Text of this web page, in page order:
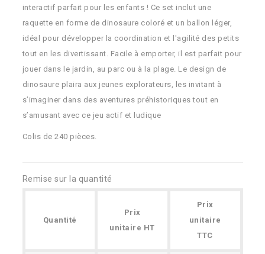
interactif parfait pour les enfants ! Ce set inclut une
raquette en forme de dinosaure coloré et un ballon léger,
idéal pour développer la coordination et l'agilité des petits
tout en les divertissant. Facile à emporter, il est parfait pour
jouer dans le jardin, au parc ou à la plage. Le design de
dinosaure plaira aux jeunes explorateurs, les invitant à
s’imaginer dans des aventures préhistoriques tout en
s’amusant avec ce jeu actif et ludique
Colis de 240 pièces.
Remise sur la quantité
Quantité
Prix
unitaire HT
Prix
unitaire
TTC